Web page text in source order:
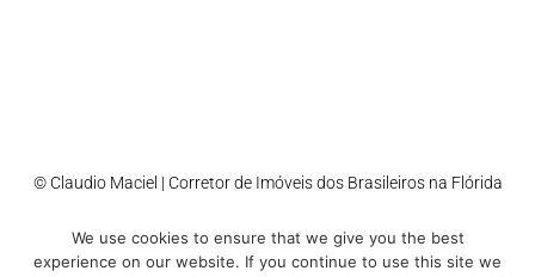
© Claudio Maciel | Corretor de Imóveis dos Brasileiros na Flórida
Accessibility Cookie Policy Privacy Policy Sitemap
We use cookies to ensure that we give you the best
experience on our website. If you continue to use this site we